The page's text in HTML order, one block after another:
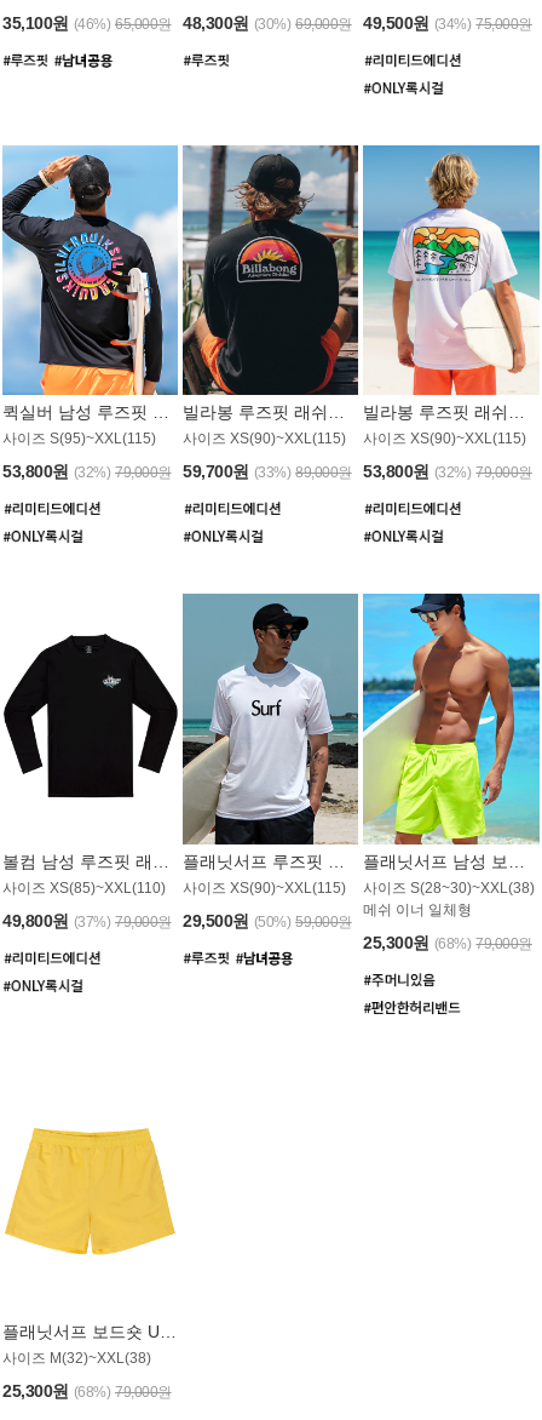
35,100원 (46%) 65,000원 48,300원 (30%) 69,000원 49,500원 (34%) 75,000원
사이즈 S(95)~XXL(115)
53,800원 (32%) 79,000원
사이즈 XS(90)~XXL(115)
59,700원 (33%) 89,000원
사이즈 XS(90)~XXL(115)
53,800원 (32%) 79,000원
사이즈 XS(85)~XXL(110)
49,800원 (37%) 79,000원
사이즈 XS(90)~XXL(115)
29,500원 (50%) 59,000원
사이즈 S(28~30)~XXL(38)
메쉬 이너 일체형
25,300원 (68%) 79,000원
플래닛서프 보드숏 UMB008YPS
사이즈 M(32)~XXL(38)
25,300원 (68%) 79,000원